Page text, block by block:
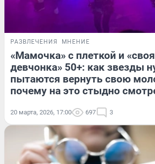
РАЗВЛЕЧЕНИЯ МНЕНИЕ
«Мамочка» с плеткой и «своя
девчонка» 50+: как звезды
пытаются вернуть свою
почему на это стыдно
20 марта, 2026, 17:00 697 3